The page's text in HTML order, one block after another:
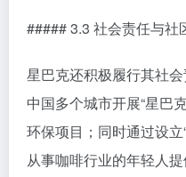
##### 3.3 社会责任与社
星巴克还积极履行其社
中国多个城市开展“星巴
环保项目；同时通过设
从事咖啡行业的年轻人